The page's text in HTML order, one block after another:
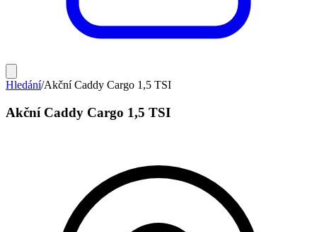
Hledání/Akční Caddy Cargo 1,5 TSI
Akční Caddy Cargo 1,5 TSI